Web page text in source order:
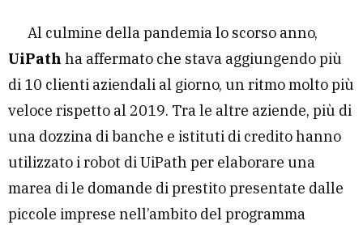
Al culmine della pandemia lo scorso anno,
UiPath ha affermato che stava aggiungendo più
di 10 clienti aziendali al giorno, un ritmo molto più
veloce rispetto al 2019. Tra le altre aziende, più di
una dozzina di banche e istituti di credito hanno
utilizzato i robot di UiPath per elaborare una
marea di le domande di prestito presentate dalle
piccole imprese nell’ambito del programma